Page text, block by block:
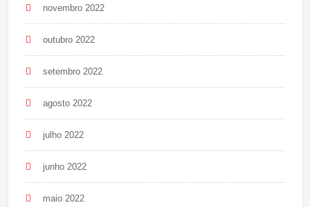
novembro 2022
outubro 2022
setembro 2022
agosto 2022
julho 2022
junho 2022
maio 2022